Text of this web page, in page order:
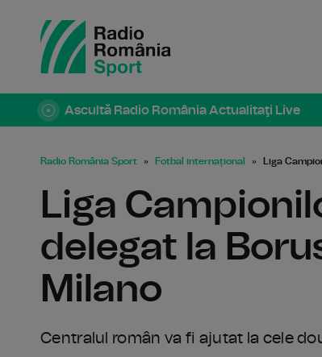
Ascultă Radio România Actualitaţi Live
Radio România Sport Fotbal internațional Liga
Liga
delegat la
Milano
Centralul român va fi ajutat la cele